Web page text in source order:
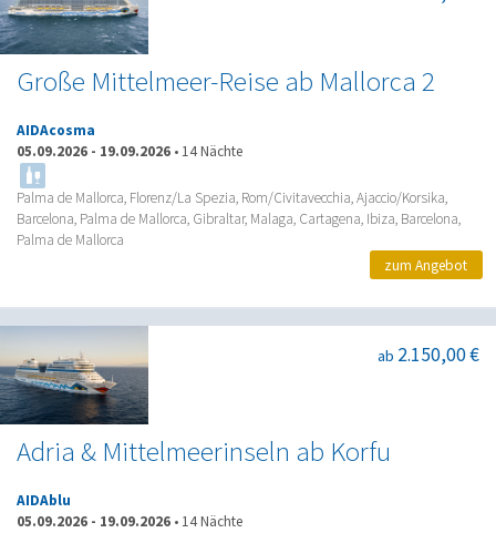
Große Mittelmeer-Reise ab Mallorca 2
AIDAcosma
05.09.2026 - 19.09.2026 • 14 Nächte
Palma de Mallorca, Florenz/La Spezia, Rom/Civitavecchia, Ajaccio/Korsika,
Barcelona, Palma de Mallorca, Gibraltar, Malaga, Cartagena, Ibiza, Barcelona,
Palma de Mallorca
zum Angebot
Adria & Mittelmeerinseln ab Korfu
ab 2.150,00 €
AIDAblu
05.09.2026 - 19.09.2026 • 14 Nächte